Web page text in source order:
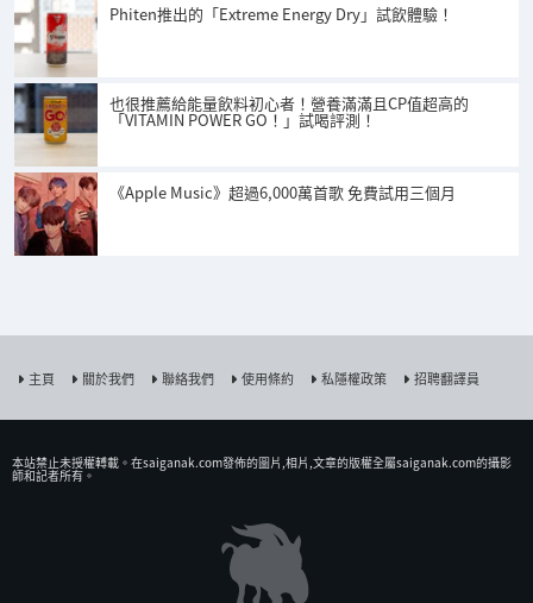
Phiten推出的「Extreme Energy Dry」試飲體驗！
也很推薦給能量飲料初心者！營養滿滿且CP值超高的
「VITAMIN POWER GO！」試喝評測！
《Apple Music》超過6,000萬首歌 免費試用三個月
主頁 關於我們 聯絡我們 使用條約 私隱權政策 招聘翻譯員
本站禁止未授權𨍭載。在saiganak.com發佈的圖片,相片,文章的版權全屬saiganak.com的攝影
師和記者所有。